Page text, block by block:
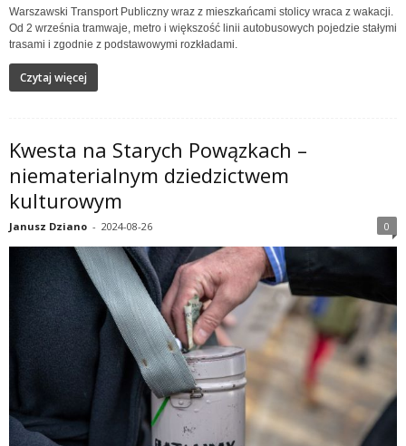
Warszawski Transport Publiczny wraz z mieszkańcami stolicy wraca z wakacji.
Od 2 września tramwaje, metro i większość linii autobusowych pojedzie stałymi
trasami i zgodnie z podstawowymi rozkładami.
Czytaj więcej
Kwesta na Starych Powązkach –
niematerialnym dziedzictwem
kulturowym
Janusz Dziano - 2024-08-26 0